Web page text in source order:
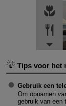
Tips voor het
Gebruik een
Om opnamen
gebruik van een